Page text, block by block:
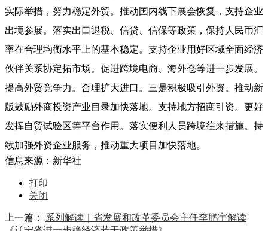
实际举措，努力稳定外贸。推动国内线下展会恢复，支持企业
出境参展。落实出口退税、信贷、信保等政策，保持人民币汇
率在合理均衡水平上的基本稳定。支持企业用好区域全面经济
伙伴关系协定拓市场。促进跨境电商、海外仓等进一步发展。
提高外贸竞争力。合理扩大进口。三是积极吸引外资。推动新
版鼓励外商投资产业目录加快落地。支持地方招商引资。更好
发挥自贸试验区等平台作用。落实便利人员跨境往来措施。持
续加强外资企业服务，推动重大项目加快落地。
信息来源：新华社
打印
关闭
上一篇：
系列解读｜省发展和改革委员会主任李鹏宇解读